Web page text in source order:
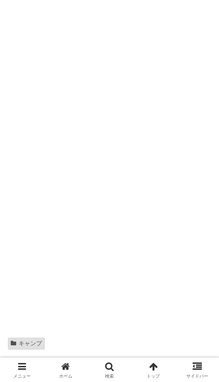
キャンプ
関連記事
メニュー ホーム 検索 トップ サイドバー